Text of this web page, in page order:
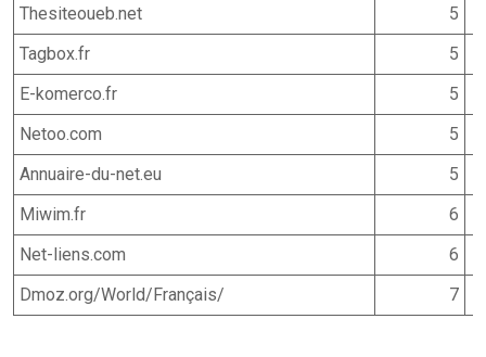
Thesiteoueb.net
5
Tagbox.fr
5
E-komerco.fr
5
Netoo.com
5
Annuaire-du-net.eu
5
Miwim.fr
6
Net-liens.com
6
Dmoz.org/World/Français/
7